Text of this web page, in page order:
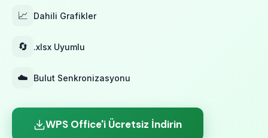
📈 Dahili Grafikler
🔄 .xlsx Uyumlu
☁️ Bulut Senkronizasyonu
WPS Office'i Ücretsiz İndirin